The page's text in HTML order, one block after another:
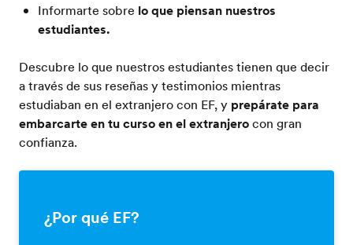
Informarte sobre lo que piensan nuestros
estudiantes.
Descubre lo que nuestros estudiantes tienen que decir
a través de sus reseñas y testimonios mientras
estudiaban en el extranjero con EF, y prepárate para
embarcarte en tu curso en el extranjerocon gran
confianza.
¿Por qué EF?